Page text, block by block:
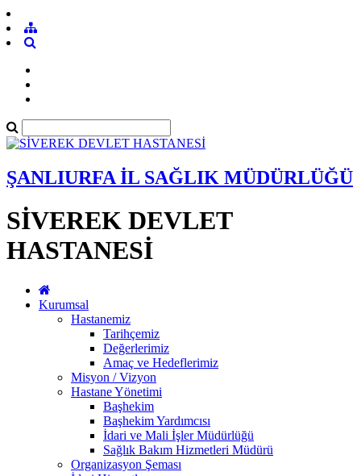
ŞANLIURFA İL SAĞLIK MÜDÜRLÜĞÜ
SİVEREK DEVLET
HASTANESİ
Kurumsal
Hastanemiz
Tarihçemiz
Değerlerimiz
Amaç ve Hedeflerimiz
Misyon / Vizyon
Hastane Yönetimi
Başhekim
Başhekim Yardımcısı
İdari ve Mali İşler Müdürlüğü
Sağlık Bakım Hizmetleri Müdürü
Organizasyon Şeması